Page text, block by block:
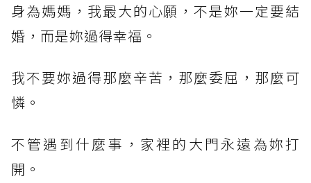
身為媽媽，我最大的心願，不是妳一定要結
婚，而是妳過得幸福。
我不要妳過得那麼辛苦，那麼委屈，那麼可
憐。
不管遇到什麼事，家裡的大門永遠為妳打
開。